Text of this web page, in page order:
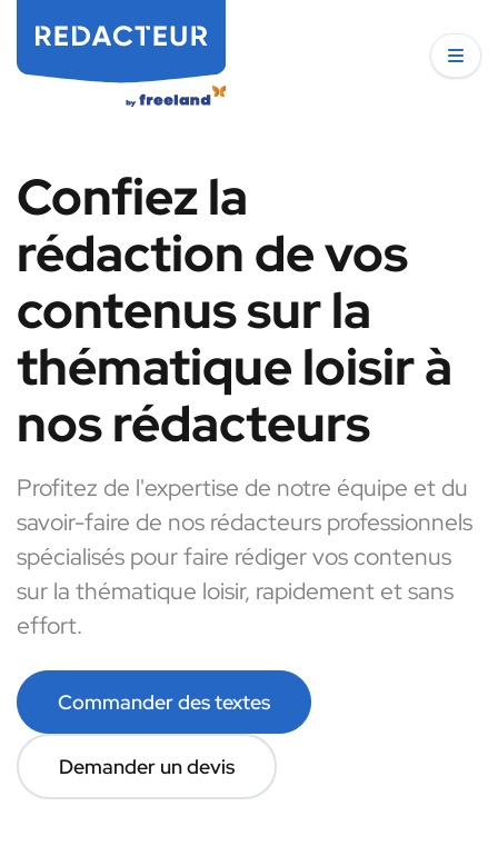
Confiez la
rédaction de vos
contenus sur la
thématique loisir à
nos rédacteurs
Profitez de l'expertise de notre équipe et du
savoir-faire de nos rédacteurs professionnels
spécialisés pour faire rédiger vos contenus
sur la thématique loisir, rapidement et sans
effort.
Commander des textes
Demander un devis